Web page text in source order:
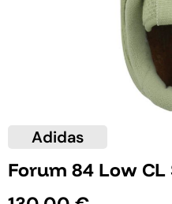
Adidas
Forum 84 Low